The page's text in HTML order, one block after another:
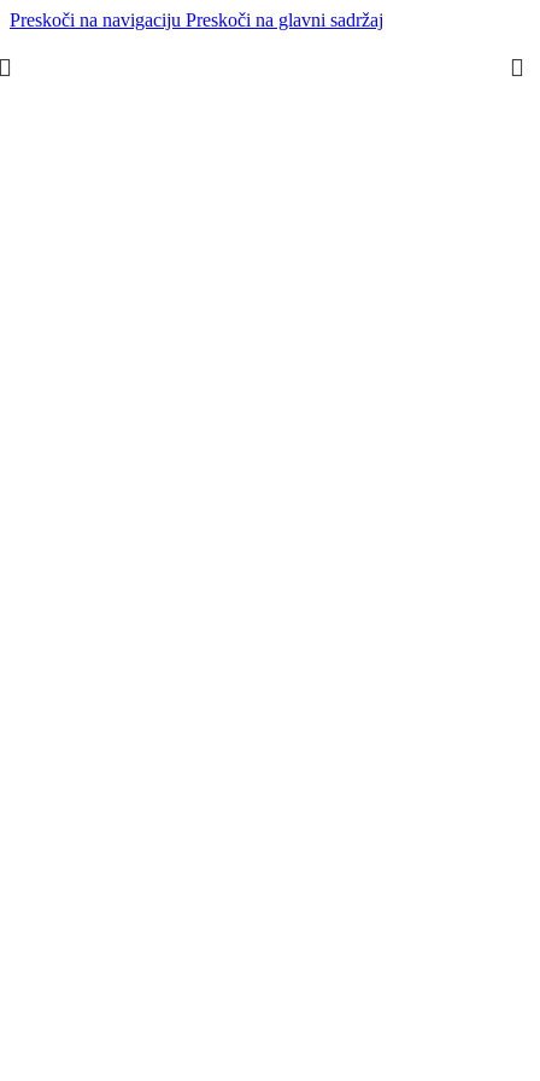
Preskoči na navigaciju Preskoči na glavni sadržaj